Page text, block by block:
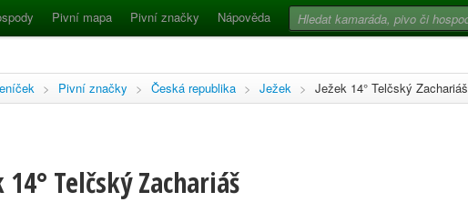
Pivní mapa Pivní značky Nápověda
> Pivní značky > Česká republika > Ježek > Ježek 14° Telčský Zachariáš
14° Telčský Zachariáš